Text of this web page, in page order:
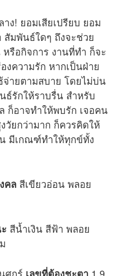
ง! ยอมเสียเปรียบ ยอม
สัมพันธ์ใดๆ ถึงจะช่วย
รือกิจการ งานที่ทำ ก็จะ
งความรัก หากเป็นฝ่าย
จ่ายตามสบาย โดยไม่บ่น
ธ์รักให้ราบรื่น สำหรับ
ก็อาจทำให้พบรัก เจอคน
วัยกว่ามาก ก็ควรคิดให้
มีเกณฑ์ทำให้ทุกข์ทั้ง
คล สีเขียวอ่อน พลอย
สีน้ำเงิน สีฟ้า พลอย